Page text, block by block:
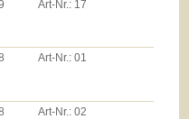
Art-Nr.: 17
Art-Nr.:01
Art-Nr.:02